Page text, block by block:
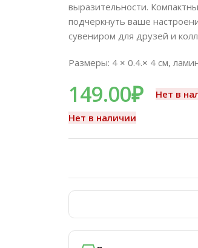
выразительности.
подчеркнуть ваше
сувениром для друзей и
Размеры: 4 × 0.4.× 4 см,
149.00₽
Нет в
Нет в наличии